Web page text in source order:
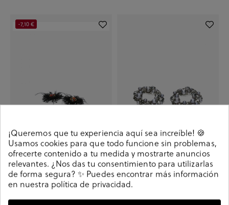
COMPLEM
9,90 € 17,00 €
-7,10 €
Adornos en color negro
15,00 €
¡Queremos que tu experiencia aquí sea increíble! 🍪
Usamos cookies para que todo funcione sin problemas,
ofrecerte contenido a tu medida y mostrarte anuncios
relevantes. ¿Nos das tu consentimiento para utilizarlas
de forma segura? ✨ Puedes encontrar más información
en nuestra política de privacidad.